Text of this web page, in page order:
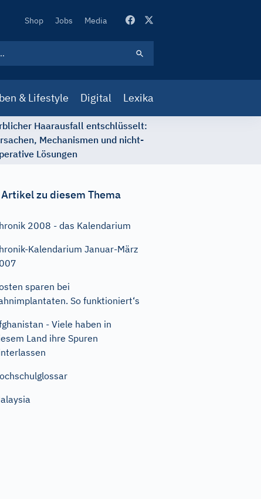
Secondary
Shop Jobs Media
& Lifestyle Digital Lexika
Haarausfall entschlüsselt:
Mechanismen und nicht-
Lösungen
zu diesem Thema
2008 - das Kalendarium
Kalendarium Januar-März
sparen bei
So funktioniert‘s
- Viele haben in
Land ihre Spuren